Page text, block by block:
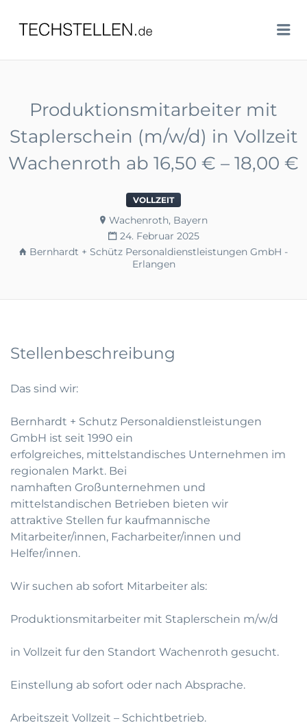
TECHSTELLEN.DE
Produktionsmitarbeiter mit
Staplerschein (m/w/d) in Vollzeit
Wachenroth ab 16,50 € – 18,00 €
VOLLZEIT
Wachenroth, Bayern
24. Februar 2025
Bernhardt + Schütz Personaldienstleistungen GmbH -
Erlangen
Stellenbeschreibung
Das sind wir:
Bernhardt + Schutz Personaldienstleistungen
GmbH ist seit 1990 ein
erfolgreiches, mittelstandisches Unternehmen im
regionalen Markt. Bei
namhaften Großunternehmen und
mittelstandischen Betrieben bieten wir
attraktive Stellen fur kaufmannische
Mitarbeiter/innen, Facharbeiter/innen und
Helfer/innen.
Wir suchen ab sofort Mitarbeiter als:
Produktionsmitarbeiter mit Staplerschein m/w/d
in Vollzeit fur den Standort Wachenroth gesucht.
Einstellung ab sofort oder nach Absprache.
Arbeitszeit Vollzeit – Schichtbetrieb.